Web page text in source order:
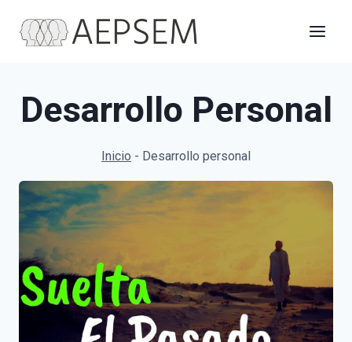
Desarrollo Personal
Inicio - Desarrollo personal